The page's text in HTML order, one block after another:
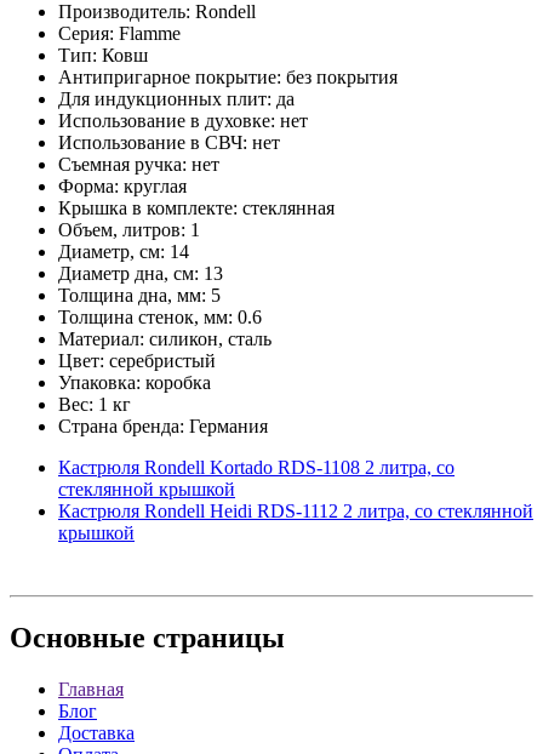
Производитель: Rondell
Серия: Flamme
Тип: Ковш
Антипригарное покрытие: без покрытия
Для индукционных плит: да
Использование в духовке: нет
Использование в СВЧ: нет
Съемная ручка: нет
Форма: круглая
Крышка в комплекте: стеклянная
Объем, литров: 1
Диаметр, см: 14
Диаметр дна, см: 13
Толщина дна, мм: 5
Толщина стенок, мм: 0.6
Материал: силикон, сталь
Цвет: серебристый
Упаковка: коробка
Вес: 1 кг
Страна бренда: Германия
Кастрюля Rondell Kortado RDS-1108 2 литра, со
стеклянной крышкой
Кастрюля Rondell Heidi RDS-1112 2 литра, со стеклянной
крышкой
Основные страницы
Главная
Блог
Доставка